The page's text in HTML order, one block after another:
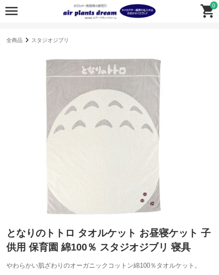
0
全商品 スタジオジブリ
となりのトトロ タオルケット お昼寝ケット 子
供用 保育園 綿100％ スタジオジブリ 寝具
やわらかい肌ざわりのオーガニックコットン綿100％タオルケット。